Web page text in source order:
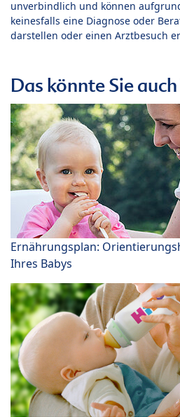
unverbindlich und können
keinesfalls eine Diagnose oder
darstellen oder einen Arztbesuch
Das könnte Sie
Ernährungsplan:
Ihres Babys